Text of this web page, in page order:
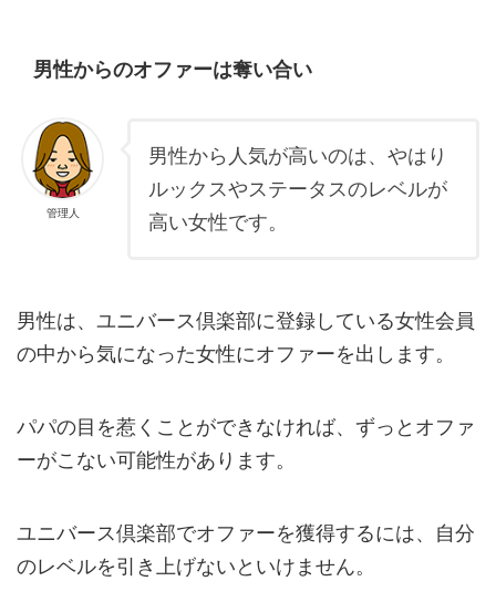
男性からのオファーは奪い合い
管理人
男性から人気が高いのは、やはり
ルックスやステータスのレベルが
高い女性です。
男性は、ユニバース倶楽部に登録している女性会員
の中から気になった女性にオファーを出します。
パパの目を惹くことができなければ、ずっとオファ
ーがこない可能性があります。
ユニバース倶楽部でオファーを獲得するには、自分
のレベルを引き上げないといけません。